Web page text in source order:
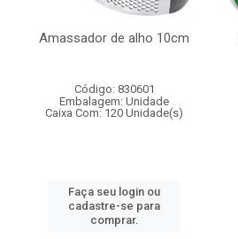
Amassador de alho 10cm
Código: 830601
Embalagem: Unidade
Caixa Com: 120 Unidade(s)
Faça seu login ou
cadastre-se para
comprar.